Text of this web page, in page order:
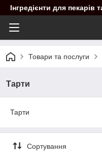
Інгредієнти для пекарів
Товари та послуги
Тарти
Тарти
Сортування